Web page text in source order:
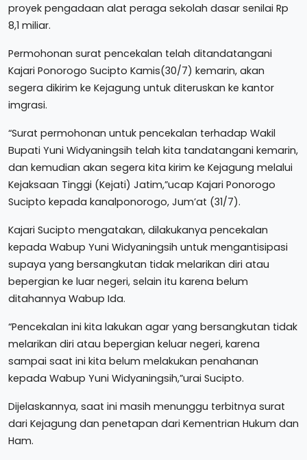
proyek pengadaan alat peraga sekolah dasar senilai Rp
8,1 miliar.
Permohonan surat pencekalan telah ditandatangani
Kajari Ponorogo Sucipto Kamis(30/7) kemarin, akan
segera dikirim ke Kejagung untuk diteruskan ke kantor
imgrasi.
“Surat permohonan untuk pencekalan terhadap Wakil
Bupati Yuni Widyaningsih telah kita tandatangani kemarin,
dan kemudian akan segera kita kirim ke Kejagung melalui
Kejaksaan Tinggi (Kejati) Jatim,”ucap Kajari Ponorogo
Sucipto kepada kanalponorogo, Jum’at (31/7).
Kajari Sucipto mengatakan, dilakukanya pencekalan
kepada Wabup Yuni Widyaningsih untuk mengantisipasi
supaya yang bersangkutan tidak melarikan diri atau
bepergian ke luar negeri, selain itu karena belum
ditahannya Wabup Ida.
“Pencekalan ini kita lakukan agar yang bersangkutan tidak
melarikan diri atau bepergian keluar negeri, karena
sampai saat ini kita belum melakukan penahanan
kepada Wabup Yuni Widyaningsih,”urai Sucipto.
Dijelaskannya, saat ini masih menunggu terbitnya surat
dari Kejagung dan penetapan dari Kementrian Hukum dan
Ham.